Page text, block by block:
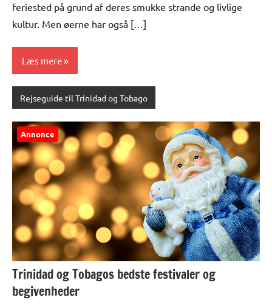
feriested på grund af deres smukke strande og livlige
kultur. Men øerne har også […]
Læs mere
Rejseguide til Trinidad og Tobago
Annonce
Trinidad og Tobagos bedste festivaler og
begivenheder